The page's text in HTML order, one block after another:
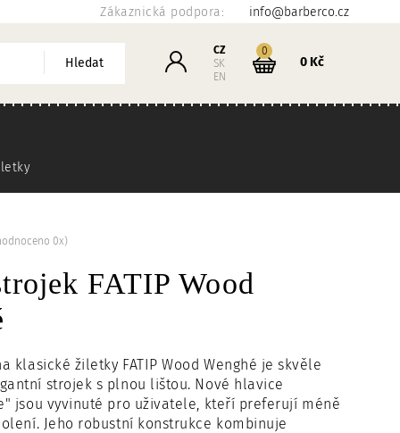
Zákaznická podpora: info@barberco.cz
Hledat Přihlášení
CZ
SK
EN
Košík
0kusů
0 Kč
FATIP Wood
0x)
klasické žiletky FATIP Wood Wenghé je skvěle
strojek s plnou lištou. Nové hlavice
jsou vyvinuté pro uživatele, kteří preferují méně
Jeho robustní konstrukce kombinuje